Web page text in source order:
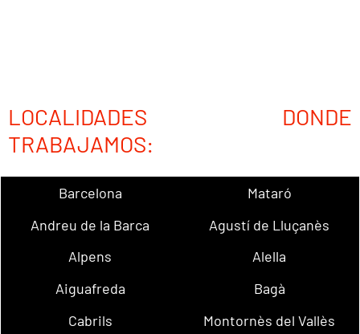
LOCALIDADES DONDE
TRABAJAMOS:
Barcelona
Mataró
Andreu de la Barca
Agustí de Lluçanès
Alpens
Alella
Aiguafreda
Bagà
Cabrils
Montornès del Vallès